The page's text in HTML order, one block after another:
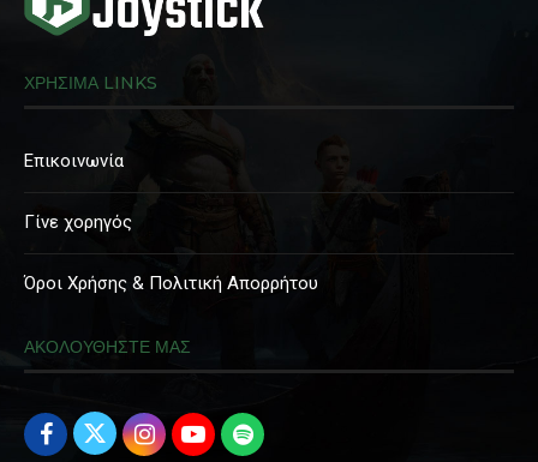
ΧΡΗΣΙΜΑ LINKS
Επικοινωνία
Γίνε χορηγός
Όροι Χρήσης & Πολιτική Απορρήτου
ΑΚΟΛΟΥΘΗΣΤΕ ΜΑΣ